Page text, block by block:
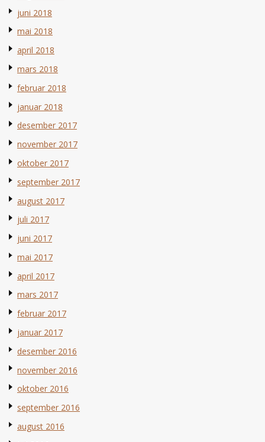
juni 2018
mai 2018
april 2018
mars 2018
februar 2018
januar 2018
desember 2017
november 2017
oktober 2017
september 2017
august 2017
juli 2017
juni 2017
mai 2017
april 2017
mars 2017
februar 2017
januar 2017
desember 2016
november 2016
oktober 2016
september 2016
august 2016